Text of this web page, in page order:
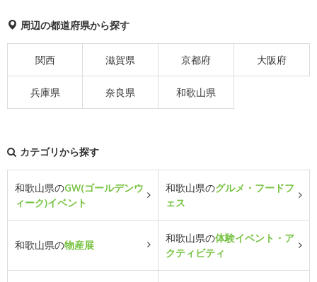
周辺の都道府県から探す
関西 滋賀県 京都府 大阪府
兵庫県 奈良県 和歌山県
カテゴリから探す
和歌山県のGW(ゴールデンウ
ィーク)イベント
和歌山県のグルメ・フードフ
ェス
和歌山県の物産展
和歌山県の体験イベント・ア
クティビティ